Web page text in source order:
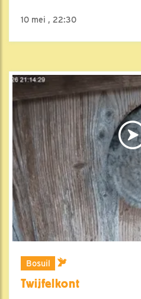
10 mei , 22:30
Bosuil
Twijfelkont